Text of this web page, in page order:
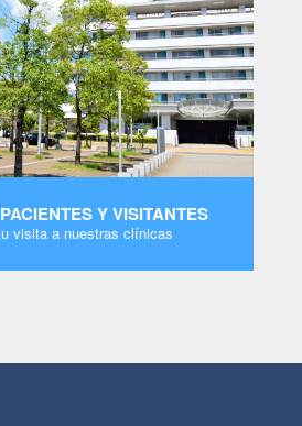
Y VISITANTES
visita a nuestras clínicas